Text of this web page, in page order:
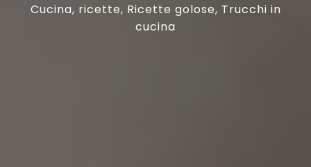
Cucina, ricette, Ricette golose, Trucchi in
cucina